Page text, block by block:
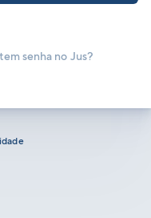
senha no Jus?